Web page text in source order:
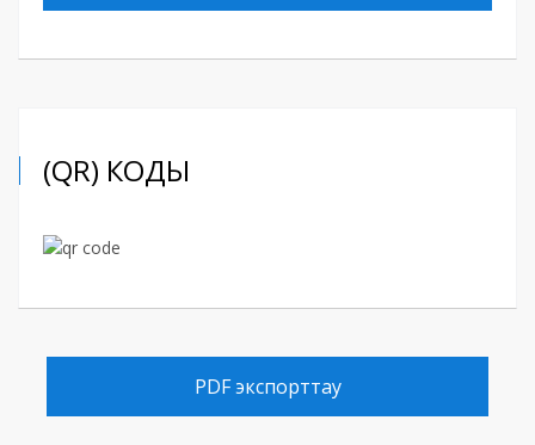
(QR) КОДЫ
PDF экспорттау